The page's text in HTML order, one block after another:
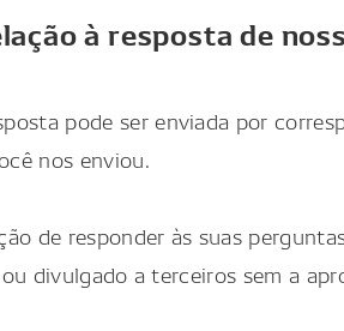
à resposta de
pode ser enviada por
nos enviou.
de responder às suas
divulgado a terceiros sem a